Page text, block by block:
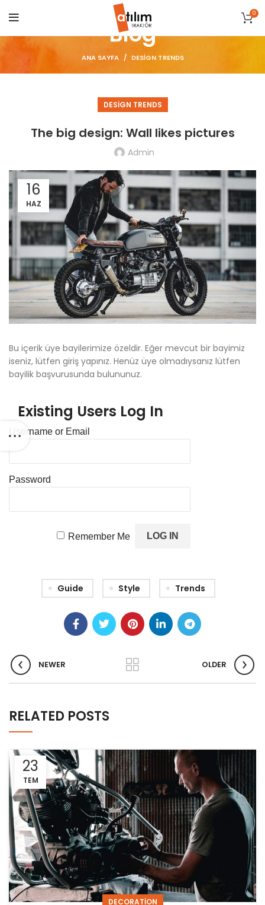
0
Blog
ANA SAYFA DESIGN TRENDS
DESIGN TRENDS
The big design: Wall likes pictures
Admin
16
HAZ
Bu içerik üye bayilerimize özeldir. Eğer mevcut bir bayimiz
iseniz, lütfen giriş yapınız. Henüz üye olmadıysanız lütfen
bayilik başvurusunda bulununuz.
Existing Users Log In
Username or Email
Password
Remember Me
Guide Style Trends
NEWER OLDER
RELATED POSTS
23
TEM
DECORATION